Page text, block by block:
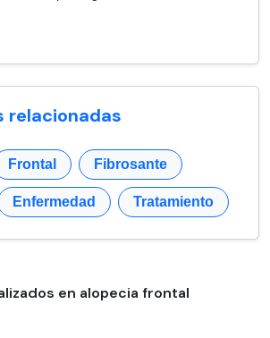
relacionadas
Frontal Fibrosante
Enfermedad Tratamiento
en alopecia frontal